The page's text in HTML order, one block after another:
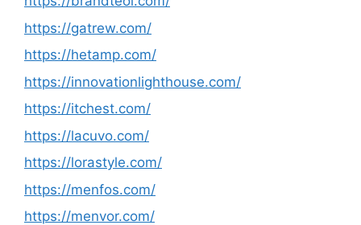
https://gatrew.com/
https://hetamp.com/
https://innovationlighthouse.com/
https://itchest.com/
https://lacuvo.com/
https://lorastyle.com/
https://menfos.com/
https://menvor.com/